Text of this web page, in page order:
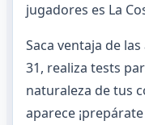
jugadores es La
Saca ventaja de
31, realiza tests
naturaleza de tus
aparece